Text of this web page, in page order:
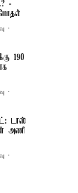
-
190
டாஸ்
அணி